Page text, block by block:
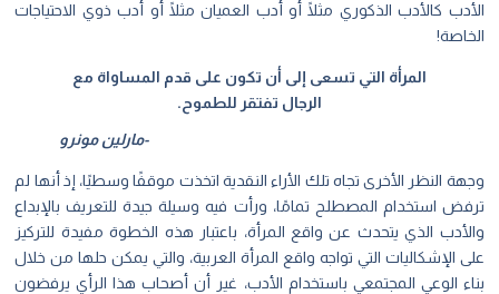
الأدب كالأدب الذكوري مثلًا أو أدب العميان مثلًا أو أدب ذوي الاحتياجات
الخاصة!
المرأة التي تسعى إلى أن تكون على قدم المساواة مع
الرجال تفتقر للطموح.
-مارلين مونرو
وجهة النظر الأخرى تجاه تلك الأراء النقدية اتخذت موقفًا وسطيًا، إذ أنها لم
ترفض استخدام المصطلح تمامًا، ورأت فيه وسيلة جيدة للتعريف بالإبداع
والأدب الذي يتحدث عن واقع المرأة، باعتبار هذه الخطوة مفيدة للتركيز
على الإشكاليات التي تواجه واقع المرأة العربية، والتي يمكن حلها من خلال
بناء الوعي المجتمعي باستخدام الأدب، غير أن أصحاب هذا الرأي يرفضون